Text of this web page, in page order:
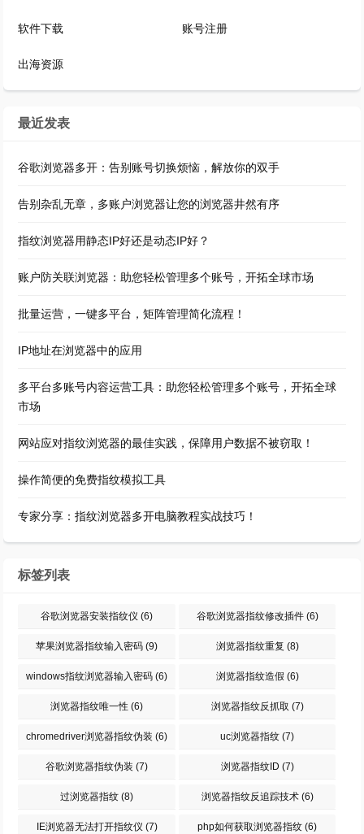
软件下载 账号注册
出海资源
最近发表
谷歌浏览器多开：告别账号切换烦恼，解放你的双手
告别杂乱无章，多账户浏览器让您的浏览器井然有序
指纹浏览器用静态IP好还是动态IP好？
账户防关联浏览器：助您轻松管理多个账号，开拓全球市场
批量运营，一键多平台，矩阵管理简化流程！
IP地址在浏览器中的应用
多平台多账号内容运营工具：助您轻松管理多个账号，开拓全球
市场
网站应对指纹浏览器的最佳实践，保障用户数据不被窃取！
操作简便的免费指纹模拟工具
专家分享：指纹浏览器多开电脑教程实战技巧！
标签列表
谷歌浏览器安装指纹仪 (6) 谷歌浏览器指纹修改插件(6)
苹果浏览器指纹输入密码 (9) 浏览器指纹重复 (8)
windows指纹浏览器输入密码 (6) 浏览器指纹造假 (6)
浏览器指纹唯一性 (6) 浏览器指纹反抓取 (7)
chromedriver浏览器指纹伪装 (6) uc浏览器指纹 (7)
谷歌浏览器指纹伪装 (7) 浏览器指纹ID (7)
过浏览器指纹 (8) 浏览器指纹反追踪技术(6)
IE浏览器无法打开指纹仪 (7) php如何获取浏览器指纹 (6)